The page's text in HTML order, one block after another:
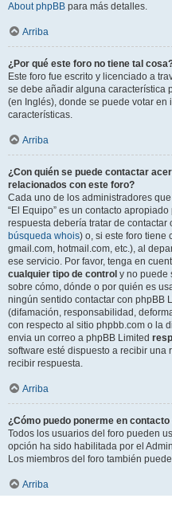
About phpBB para más detalles.
Arriba
¿Por qué este foro no tiene tal
Este foro fue escrito y licenciado a
se debe añadir alguna característica
(en Inglés), donde se puede votar
características.
Arriba
¿Con quién se puede contactar
relacionados con este foro?
Cada uno de los administradores
“El Equipo” es un contacto
respuesta debería tratar de
búsqueda whois) o, si este foro tiene
gmail.com, hotmail.com, etc.), al
ese servicio. Por favor, tenga en
cualquier tipo de control y no puede
sobre cómo, dónde o por quién es
ningún sentido contactar con phpBB
(difamación, responsabilidad,
con respecto al sitio phpbb.com o la
envia un correo a phpBB Limited
software esté dispuesto a recibir una
recibir respuesta.
Arriba
¿Cómo puedo ponerme en
Todos los usuarios del foro pueden
opción ha sido habilitada por el
Los miembros del foro también
Arriba